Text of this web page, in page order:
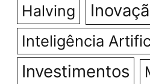
Halving
Inteligência
Investimentos